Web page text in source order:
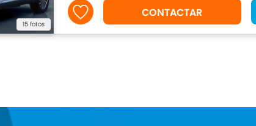
15 fotos
CONTACTAR